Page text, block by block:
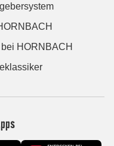
HORNBACH